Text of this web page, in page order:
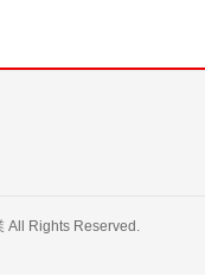
All Rights Reserved.